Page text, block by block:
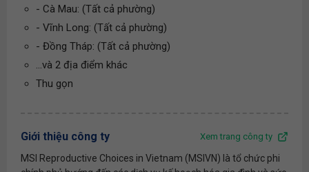
- Cà Mau: (Tất cả phường)
- Vĩnh Long: (Tất cả phường)
- Đồng Tháp: (Tất cả phường)
...và 2 địa điểm khác
Thu gọn
Giới thiệu công ty Xem trang công ty
MSI Reproductive Choices in Vietnam (MSIVN) là tổ chức phi